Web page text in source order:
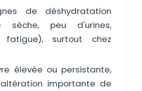
de déshydratation
sèche, peu d'urines,
fatigue), surtout chez
élevée ou persistante,
importante de